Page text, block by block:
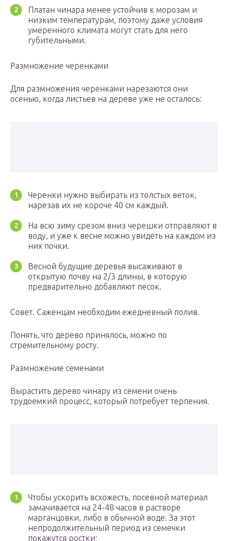
Платан чинара менее устойчив к морозам и
низким температурам, поэтому даже условия
умеренного климата могут стать для него
губительными.
Размножение черенками
Для размножения черенками нарезаются они
осенью, когда листьев на дереве уже не осталось:
Черенки нужно выбирать из толстых веток,
нарезав их не короче 40 см каждый.
На всю зиму срезом вниз черешки отправляют в
воду, и уже к весне можно увидеть на каждом из
них почки.
Весной будущие деревья высаживают в
открытую почву на 2/3 длины, в которую
предварительно добавляют песок.
Совет. Саженцам необходим ежедневный полив.
Понять, что дерево принялось, можно по
стремительному росту.
Размножение семенами
Вырастить дерево чинару из семени очень
трудоемкий процесс, который потребует терпения.
Чтобы ускорить всхожесть, посевной материал
замачивается на 24-48 часов в растворе
марганцовки, либо в обычной воде. За этот
непродолжительный период из семечки
покажутся ростки;